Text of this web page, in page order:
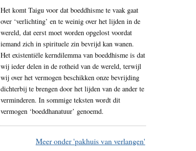
Het komt Taigu voor dat boeddhisme te vaak gaat
over ‘verlichting’ en te weinig over het lijden in de
wereld, dat eerst moet worden opgelost voordat
iemand zich in spirituele zin bevrijd kan wanen.
Het existentiële kerndilemma van boeddhisme is dat
wij ieder delen in de rotheid van de wereld, terwijl
wij over het vermogen beschikken onze bevrijding
dichterbij te brengen door het lijden van de ander te
verminderen. In sommige teksten wordt dit
vermogen ‘boeddhanatuur’ genoemd.
Meer onder 'pakhuis van verlangen'